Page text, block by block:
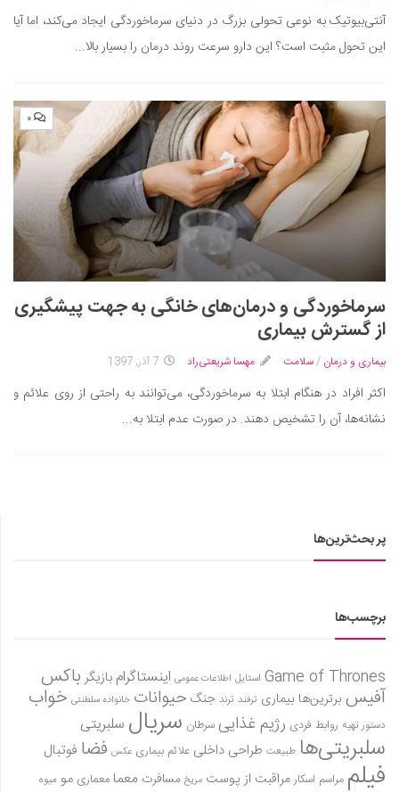
آنتی‌بیوتیک‌ به نوعی تحولی بزرگ در دنیای سرماخوردگی ایجاد می‌کند، اما آیا
این تحول مثبت است؟ این دارو سرعت روند درمان را بسیار بالا...
۰
سرماخوردگی و درمان‌های خانگی به جهت پیشگیری
از گسترش بیماری
بیماری و درمان /سلامت مهسا شریعتی‌راد 7 آذر, 1397
اکثر افراد در هنگام ابتلا به سرماخوردگی، می‌توانند به راحتی از روی علائم و
نشانه‌ها، آن را تشخیص دهند. در صورت عدم ابتلا به...
پر بحث‌ترین‌ها
برچسب‌ها
Game of Thrones استایل اطلاعات عمومی اینستاگرام بازیگر باکس
آفیس برترین‌ها بیماری ترفند ترند جنگ حیوانات خانواده سلطنتی خواب
دستور تهیه روابط فردی رژیم غذاییسرطان سریال سلبریتی
سلبریتی‌ها طبیعت طراحی داخلی علائم بیماری عکس فضا فوتبال
فیلم مراسم اسکارمراقبت از پوست مریخ مسافرت معمامعماری مو میوه